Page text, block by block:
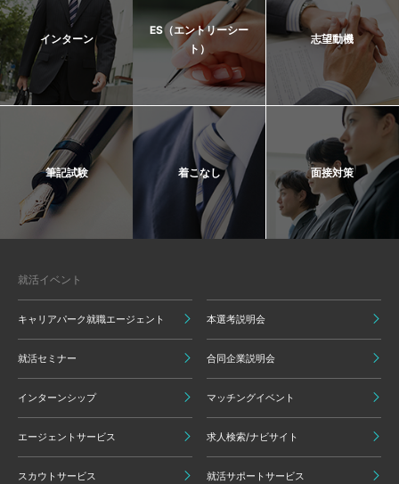
インターン
ES（エントリーシー
ト）
志望動機
筆記試験 着こなし 面接対策
就活イベント
キャリアパーク就職エージェント 本選考説明会
就活セミナー 合同企業説明会
インターンシップ マッチングイベント
エージェントサービス 求人検索/ナビサイト
スカウトサービス 就活サポートサービス